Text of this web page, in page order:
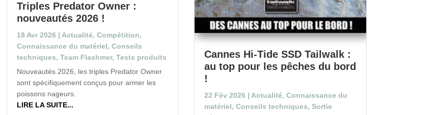
Triples Predator Owner :
nouveautés 2026 !
18 Avr 2026 | Actualité, Compétition,
Connaissance du matériel, Conseils
techniques, Team Flashmer, Tests produits
Nouveautés 2026, les triples Predator Owner
sont spécifiquement conçus pour armer les
poissons nageurs.
LIRE LA SUITE...
Cannes Hi-Tide SSD Tailwalk :
au top pour les pêches du bord
!
22 Fév 2026 | Actualité,Connaissance du
matériel,Conseils techniques,Sortie